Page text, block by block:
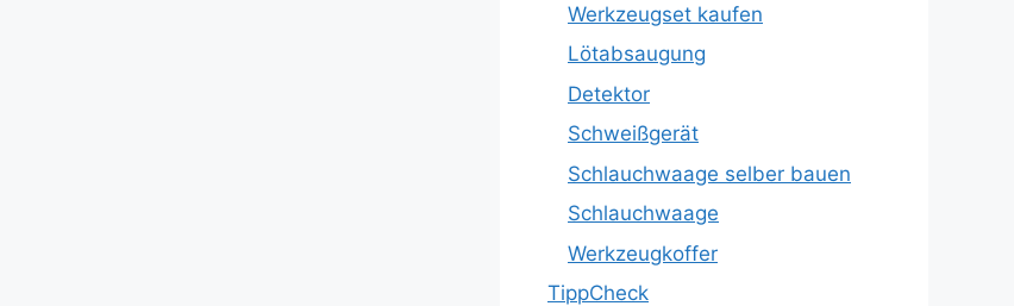
Werkzeugset kaufen
Lötabsaugung
Detektor
Schweißgerät
Schlauchwaage selber bauen
Schlauchwaage
Werkzeugkoffer
TippCheck